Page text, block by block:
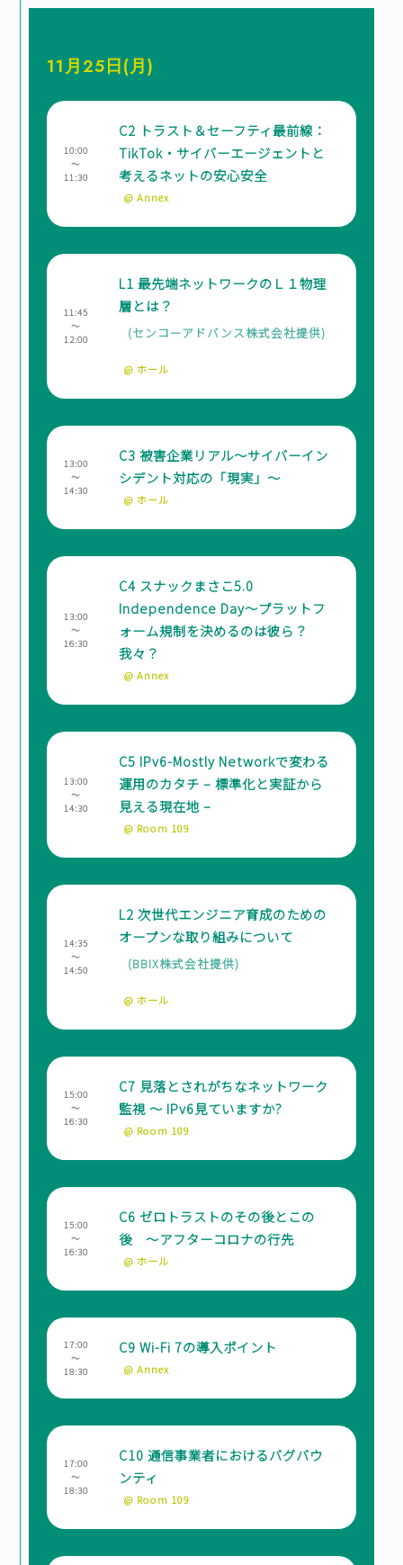
11月25日(月)
10:00
～
11:30
C2 トラスト＆セーフティ最前線：
TikTok・サイバーエージェントと
考えるネットの安心安全
@ Annex
11:45
～
12:00
L1 最先端ネットワークのＬ１物理
層とは？
(センコーアドバンス株式会社提供)
@ ホール
13:00
～
14:30
C3 被害企業リアル～サイバーイン
シデント対応の「現実」～
@ ホール
13:00
～
16:30
C4 スナックまさこ5.0
Independence Day～プラットフ
ォーム規制を決めるのは彼ら？
我々？
@ Annex
13:00
～
14:30
C5 IPv6-Mostly Networkで変わる
運用のカタチ – 標準化と実証から
見える現在地 –
@ Room 109
14:35
～
14:50
L2 次世代エンジニア育成のための
オープンな取り組みについて
(BBIX株式会社提供)
@ ホール
15:00
～
16:30
C7 見落とされがちなネットワーク
監視 〜 IPv6見ていますか?
@ Room 109
15:00
～
16:30
C6 ゼロトラストのその後とこの
後 ～アフターコロナの行先
@ ホール
17:00
～
18:30
C9 Wi-Fi 7の導入ポイント
@ Annex
17:00
～
18:30
C10 通信事業者におけるバグバウ
ンティ
@ Room 109